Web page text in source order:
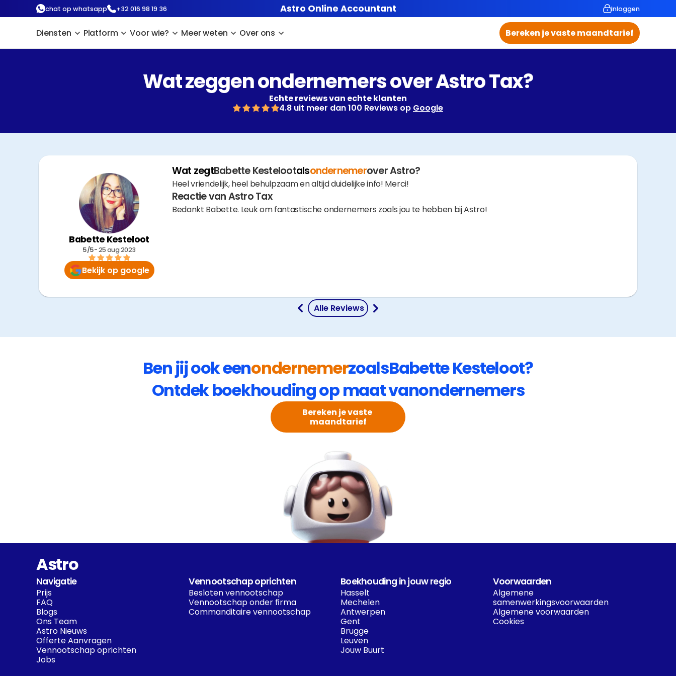
chat op whatsapp +32 016 98 19 36 Astro Online Accountant Inloggen
Diensten Platform Voor wie? Meer weten Over ons Bereken je vaste maandtarief
Wat zeggen ondernemers over Astro Tax?
Echte reviews van echte klanten
4.8 uit meer dan 100 Reviews op Google
Babette Kesteloot
5/5- 25 aug 2023
Bekijk op google
Wat zegtBabette Kestelootalsondernemerover Astro?
Heel vriendelijk, heel behulpzaam en altijd duidelijke info! Merci!
Reactie van Astro Tax
Bedankt Babette. Leuk om fantastische ondernemers zoals jou te hebben bij Astro!
Alle Reviews
Ben jij ook eenondernemerzoalsBabette Kesteloot?
Ontdek boekhouding op maat vanondernemers
Bereken je vaste
maandtarief
Astro
Navigatie
Prijs
FAQ
Blogs
Ons Team
Astro Nieuws
Offerte Aanvragen
Vennootschap oprichten
Jobs
Vennootschap oprichten
Besloten vennootschap
Vennootschap onder firma
Commanditaire vennootschap
Boekhouding in jouw regio
Hasselt
Mechelen
Antwerpen
Gent
Brugge
Leuven
Jouw Buurt
Voorwaarden
Algemene
samenwerkingsvoorwaarden
Algemene voorwaarden
Cookies